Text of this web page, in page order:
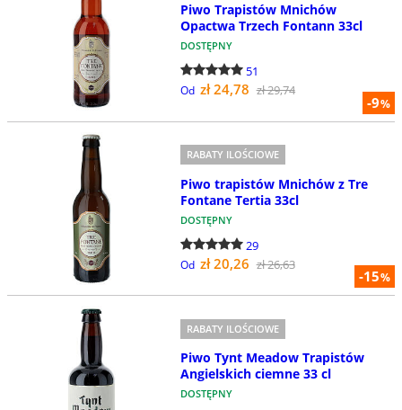
-9%
Piwo Trapistów Mnichów
Opactwa Trzech Fontann 33cl
DOSTĘPNY
51
Od zł 24,78 zł 29,74
-15%
RABATY ILOŚCIOWE
Piwo trapistów Mnichów z Tre
Fontane Tertia 33cl
DOSTĘPNY
29
Od zł 20,26 zł 26,63
RABATY ILOŚCIOWE
Piwo Tynt Meadow Trapistów
Angielskich ciemne 33 cl
DOSTĘPNY